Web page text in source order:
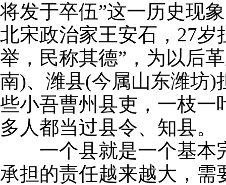
将发于卒伍”这一历史现
北宋政治家王安石，27
举，民称其德”，为以后
南)、潍县(今属山东潍坊)
些小吾曹州县吏，一枝一
多人都当过县令、知县。
一个县就是一个基本完
承担的责任越来越大，